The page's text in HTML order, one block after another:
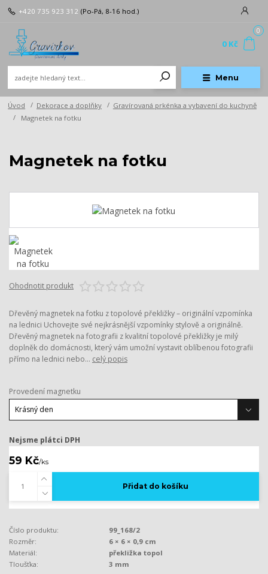
Menu
+420 735 923 312 (Po-Pá, 8-16 hod.)
0
0 Kč
Úvod Dekorace a doplňky
Gravírovaná prkénka a vybavení do kuchyně
Magnetek na fotku
Magnetek na fotku
Ohodnotit produkt
Dřevěný magnetek na fotku z topolové překližky – originální vzpomínka
na lednici Uchovejte své nejkrásnější vzpomínky stylově a originálně.
Dřevěný magnetek na fotografii z kvalitní topolové překližky je milý
doplněk do domácnosti, který vám umožní vystavit oblíbenou fotografii
přímo na lednici nebo... celý popis
Provedení magnetku
Nejsme plátci DPH
59 Kč/ks
Přidat do košíku
Číslo produktu:
99_168/2
Rozměr:
6 × 6 × 0,9 cm
Materiál:
překližka topol
Tloušťka:
3 mm